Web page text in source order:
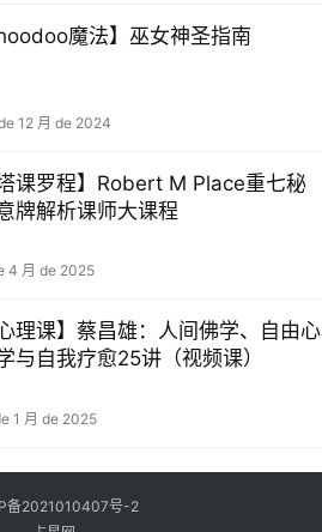
hoodoo魔法】巫女‬神圣指南
12 月 de 2024
塔课罗‬程】Robert M Place重七‬秘
牌‬解析课师大‬课程
4 月 de 2025
心理课】蔡昌雄：人间佛学、自由心
与自我疗愈25讲（视频课）
1 月 de 2025
备2021010407号-2